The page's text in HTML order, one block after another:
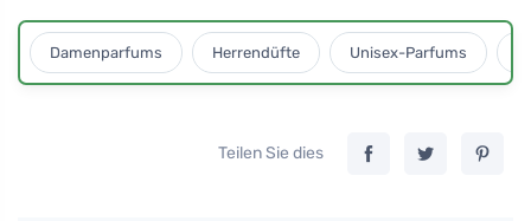
Damenparfums Herrendüfte Unisex-Parfums
Teilen Sie dies